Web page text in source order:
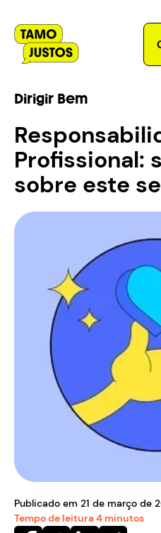
Dirigir Bem
Profissional:
sobre este
Publicado em 21 de março de
Tempo de leitura4 minutos